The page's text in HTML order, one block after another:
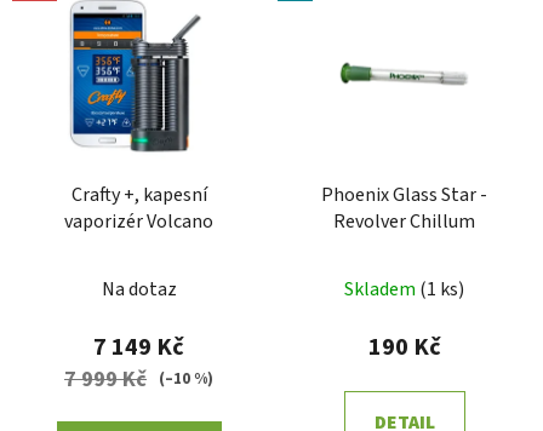
Crafty +, kapesní
vaporizér Volcano
Na dotaz
7 149 Kč
7 999 Kč (–10 %)
Phoenix Glass Star -
Revolver Chillum
Skladem (1 ks)
190 Kč
DETAIL